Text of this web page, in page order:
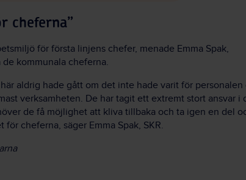
cheferna”
för första linjens chefer, menade Emma Spak,
de kommunala cheferna.
aldrig hade gått om det inte hade varit för personalen
verksamheten. De har tagit ett extremt stort ansvar i
de få möjlighet att kliva tillbaka och ta igen en del
cheferna, säger Emma Spak, SKR.